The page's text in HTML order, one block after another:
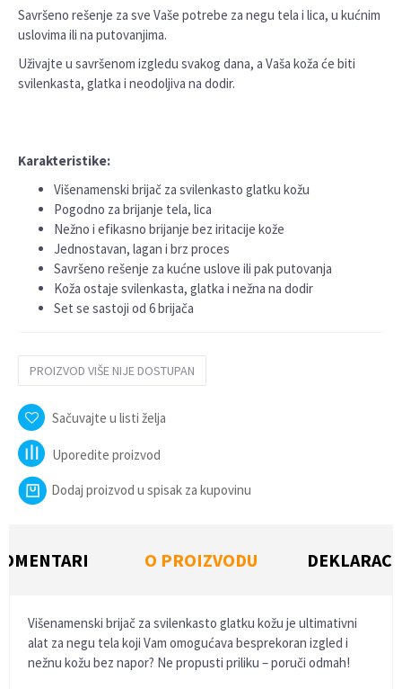
Savršeno rešenje za sve Vaše potrebe za negu tela i lica, u kućnim
uslovima ili na putovanjima.
Uživajte u savršenom izgledu svakog dana, a Vaša koža će biti
svilenkasta, glatka i neodoljiva na dodir.
Karakteristike:
Višenamenski brijač za svilenkasto glatku kožu
Pogodno za brijanje tela, lica
Nežno i efikasno brijanje bez iritacije kože
Jednostavan, lagan i brz proces
Savršeno rešenje za kućne uslove ili pak putovanja
Koža ostaje svilenkasta, glatka i nežna na dodir
Set se sastoji od 6 brijača
PROIZVOD VIŠE NIJE DOSTUPAN
Sačuvajte u listi želja
Uporedite proizvod
Dodaj proizvod u spisak za kupovinu
O PROIZVODU
Višenamenski brijač za svilenkasto glatku kožu je ultimativni
alat za negu tela koji Vam omogućava besprekoran izgled i
nežnu kožu bez napor? Ne propusti priliku – poruči odmah!